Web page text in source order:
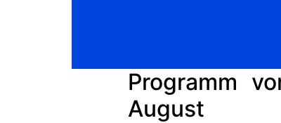
Programm
August